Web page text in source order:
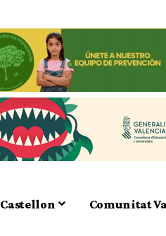
Castellon Comunitat